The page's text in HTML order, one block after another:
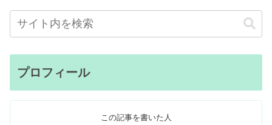
プロフィール
この記事を書いた人